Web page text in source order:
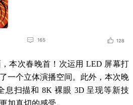
本次春晚首！次运用 LED 屏幕打
一个立体演播空间。此外，本次晚
息扫描和 8K 裸眼 3D 呈现等新技
加真切的感受。